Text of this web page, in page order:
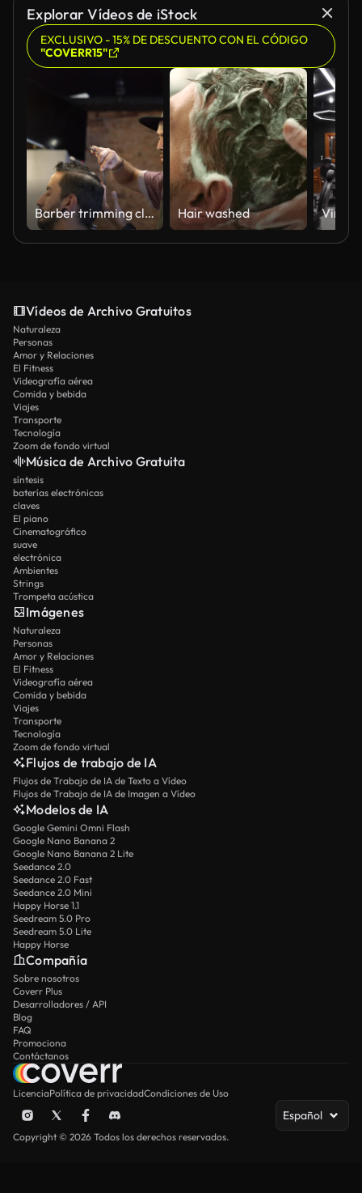
Explorar Vídeos de iStock
EXCLUSIVO - 15% DE DESCUENTO CON EL CÓDIGO
"COVERR15"
Barber trimming client's hair using tools in shop Hair washed
Vídeos de Archivo Gratuitos
Naturaleza
Personas
Amor y Relaciones
El Fitness
Videografía aérea
Comida y bebida
Viajes
Transporte
Tecnología
Zoom de fondo virtual
Música de Archivo Gratuita
síntesis
baterías electrónicas
claves
El piano
Cinematográfico
suave
electrónica
Ambientes
Strings
Trompeta acústica
Imágenes
Naturaleza
Personas
Amor y Relaciones
El Fitness
Videografía aérea
Comida y bebida
Viajes
Transporte
Tecnología
Zoom de fondo virtual
Flujos de trabajo de IA
Flujos de Trabajo de IA de Texto a Vídeo
Flujos de Trabajo de IA de Imagen a Vídeo
Modelos de IA
Google Gemini Omni Flash
Google Nano Banana 2
Google Nano Banana 2 Lite
Seedance 2.0
Seedance 2.0 Fast
Seedance 2.0 Mini
Happy Horse 1.1
Seedream 5.0 Pro
Seedream 5.0 Lite
Happy Horse
Compañía
Sobre nosotros
Coverr Plus
Desarrolladores / API
Blog
FAQ
Promociona
Contáctanos
LicenciaPolítica de privacidadCondiciones de Uso
Español
Copyright © 2026 Todos los derechos reservados.